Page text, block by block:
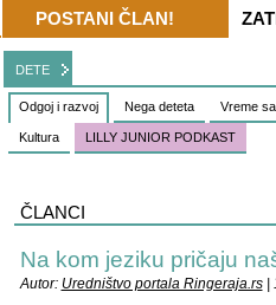
DETE
Odgoj i razvoj Nega deteta Vreme
Kultura LILLY JUNIOR PODKAST
ČLANCI
Na kom jeziku pričaju
Autor: Uredništvo portala Ringeraja.rs|
POSTANI ČLAN!